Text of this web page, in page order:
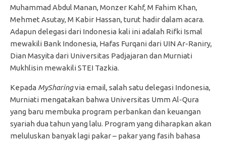
Muhammad Abdul Manan, Monzer Kahf, M Fahim Khan,
Mehmet Asutay, M Kabir Hassan, turut hadir dalam acara.
Adapun delegasi dari Indonesia kali ini adalah Rifki Ismal
mewakili Bank Indonesia, Hafas Furqani dari UIN Ar-Raniry,
Dian Masyita dari Universitas Padjajaran dan Murniati
Mukhlisin mewakili STEI Tazkia.
Kepada MySharingvia email, salah satu delegasi Indonesia,
Murniati mengatakan bahwa Universitas Umm Al-Qura
yang baru membuka program perbankan dan keuangan
syariah dua tahun yang lalu. Program yang diharapkan akan
meluluskan banyak lagi pakar – pakar yang fasih bahasa